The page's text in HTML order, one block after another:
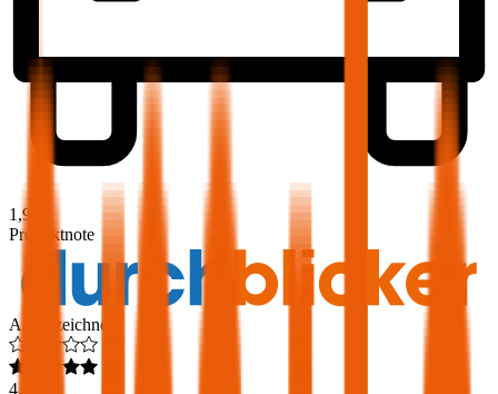
1,9
Produktnote
Ausgezeichnet
4,6